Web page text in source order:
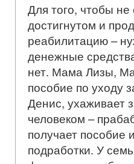
Для того, чтобы не
достигнутом и
реабилитацию –
денежные
нет. Мама Лизы,
пособие по уходу
Денис, ухаживает
человеком –
получает пособие
подработки. У